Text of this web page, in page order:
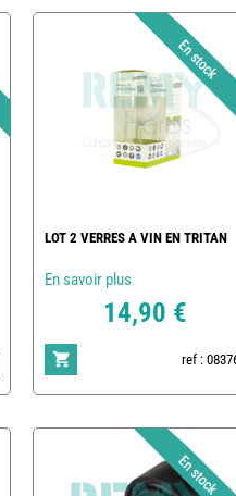
LOT 2 VERRES A VIN EN TRITAN
En savoir plus
14,90 €
ref :